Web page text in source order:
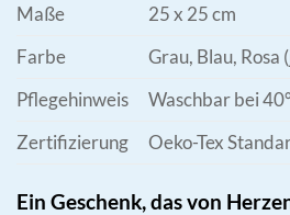
Maße
25 x 25 cm
Farbe
Grau, Blau, Rosa
Pflegehinweis
Waschbar bei
Zertifizierung
Oeko-Tex
Ein Geschenk, das von